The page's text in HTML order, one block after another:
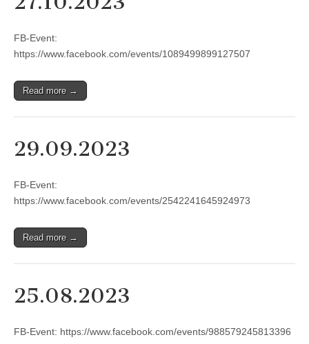
FB-Event:
https://www.facebook.com/events/1089499899127507
Read more →
29.09.2023
FB-Event:
https://www.facebook.com/events/2542241645924973
Read more →
25.08.2023
FB-Event: https://www.facebook.com/events/988579245813396